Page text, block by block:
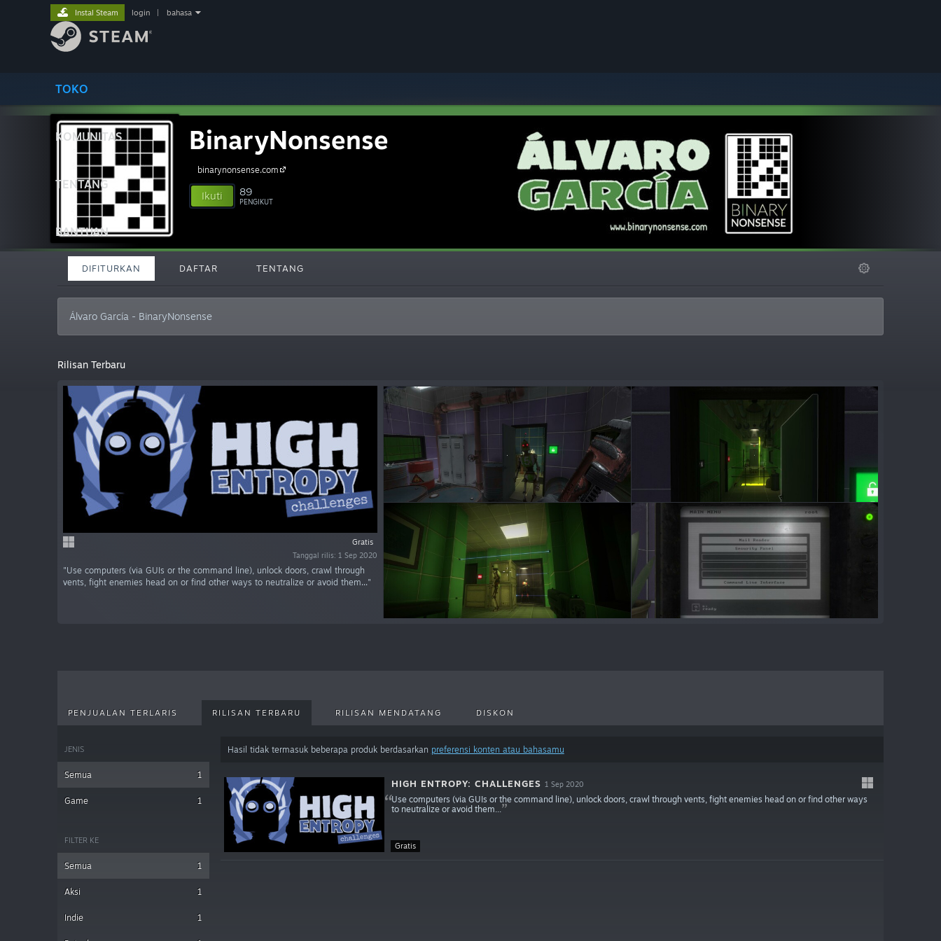
TOKO
KOMUNITAS
TENTANG
BANTUAN
Instal Steam login bahasa
BinaryNonsense
binarynonsense.com
Ikuti 89
PENGIKUT
DIFITURKAN DAFTAR TENTANG
Álvaro García - BinaryNonsense
Rilisan Terbaru
Gratis
Tanggal rilis: 1 Sep 2020
"Use computers (via GUIs or the command line), unlock doors, crawl through
vents, fight enemies head on or find other ways to neutralize or avoid them..."
PENJUALAN TERLARIS RILISAN TERBARU RILISAN MENDATANG DISKON
JENIS
Semua 1
Game 1
FILTER KE
Semua 1
Aksi 1
Indie 1
Hasil tidak termasuk beberapa produk berdasarkan preferensi konten atau bahasamu
Gratis
HIGH ENTROPY: CHALLENGES 1 Sep 2020
Use computers (via GUIs or the command line), unlock doors, crawl through vents, fight enemies head on or find other ways
to neutralize or avoid them...